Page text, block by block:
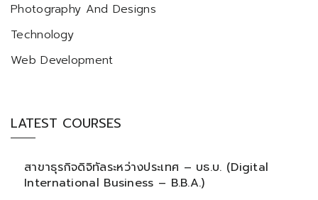
Photography And Designs
Technology
Web Development
LATEST COURSES
สาขาธุรกิจดิจิทัลระหว่างประเทศ – บธ.บ. (Digital
International Business – B.B.A.)